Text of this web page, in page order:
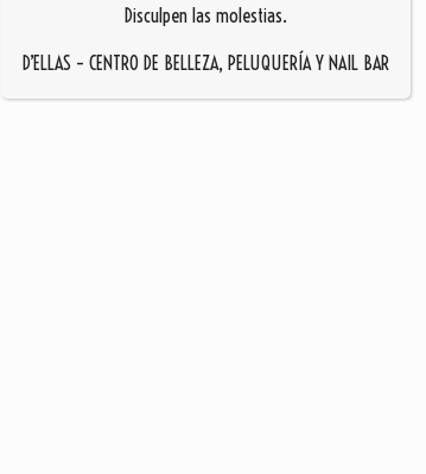
Disculpen las molestias.
D’ELLAS – CENTRO DE BELLEZA, PELUQUERÍA Y NAIL BAR